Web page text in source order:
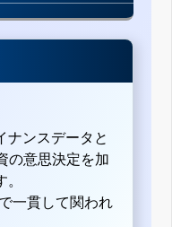
ナンスデータと
の意思決定を加
一貫して関われ